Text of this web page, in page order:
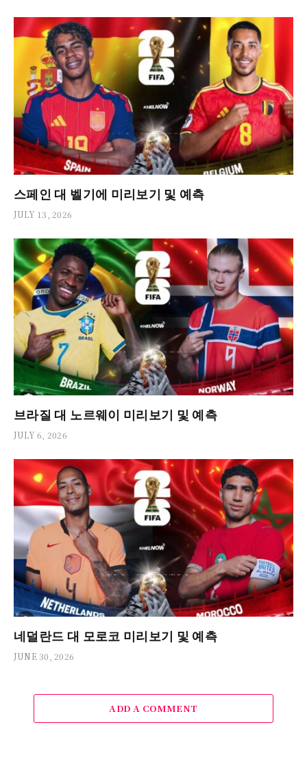
스페인 대 벨기에 미리보기 및 예측
JULY 13, 2026
브라질 대 노르웨이 미리보기 및 예측
JULY 6, 2026
네덜란드 대 모로코 미리보기 및 예측
JUNE 30, 2026
ADD A COMMENT